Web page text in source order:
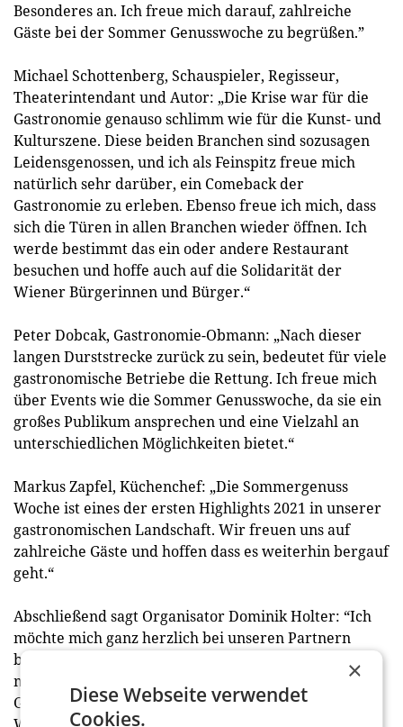
Besonderes an. Ich freue mich darauf, zahlreiche
Gäste bei der Sommer Genusswoche zu begrüßen.”
Michael Schottenberg, Schauspieler, Regisseur,
Theaterintendant und Autor: „Die Krise war für die
Gastronomie genauso schlimm wie für die Kunst- und
Kulturszene. Diese beiden Branchen sind sozusagen
Leidensgenossen, und ich als Feinspitz freue mich
natürlich sehr darüber, ein Comeback der
Gastronomie zu erleben. Ebenso freue ich mich, dass
sich die Türen in allen Branchen wieder öffnen. Ich
werde bestimmt das ein oder andere Restaurant
besuchen und hoffe auch auf die Solidarität der
Wiener Bürgerinnen und Bürger.“
Peter Dobcak, Gastronomie-Obmann: „Nach dieser
langen Durststrecke zurück zu sein, bedeutet für viele
gastronomische Betriebe die Rettung. Ich freue mich
über Events wie die Sommer Genusswoche, da sie ein
großes Publikum ansprechen und eine Vielzahl an
unterschiedlichen Möglichkeiten bietet.“
Markus Zapfel, Küchenchef: „Die Sommergenuss
Woche ist eines der ersten Highlights 2021 in unserer
gastronomischen Landschaft. Wir freuen uns auf
zahlreiche Gäste und hoffen dass es weiterhin bergauf
geht.“
Abschließend sagt Organisator Dominik Holter: “Ich
möchte mich ganz herzlich bei unseren Partnern
bedanken, ohne die die Sommer Genusswoche nicht
möglich wäre: American Express, Transgourmet,
Geenie, Holy Recipe, Restaurantgutscheine,
×
Diese Webseite verwendet
Cookies.